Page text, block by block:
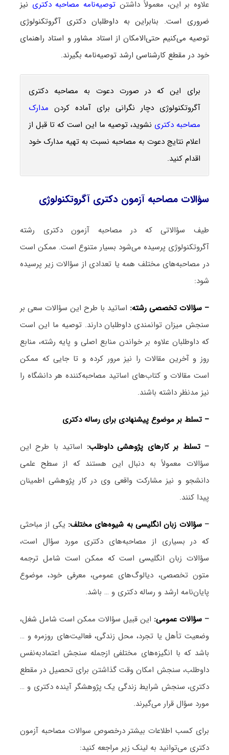
علاوه بر این، معمولاً داشتنتوصیه‌نامه مصاحبه دکتری نیز
ضروری است. بنابراین به داوطلبان دکتری آگروتکنولوژی
توصیه می‌کنیم حتی‌الامکان از استاد مشاور و استاد راهنمای
خود در مقطع کارشناسی ارشد توصیه‌نامه بگیرند.
برای این که در صورت دعوت به مصاحبه دکتری
آگروتکنولوژی دچار نگرانی برای آماده کردن مدارک
مصاحبه دکتری نشوید، توصیه ما این است که تا قبل از
اعلام نتایج دعوت به مصاحبه نسبت به تهیه مدارک خود
اقدام کنید.
سؤالات مصاحبه آزمون دکتری آگروتکنولوژی
طیف سؤالاتی که در مصاحبه آزمون دکتری رشته
آگروتکنولوژی پرسیده می‌شود بسیار متنوع است. ممکن است
در مصاحبه‌های مختلف همه یا تعدادی از سؤالات زیر پرسیده
شود:
– سؤالات تخصصی رشته: اساتید با طرح این سؤالات سعی بر
سنجش میزان توانمندی داوطلبان دارند. توصیه ما این است
که داوطلبان علاوه بر خواندن منابع اصلی و پایه رشته، منابع
روز و آخرین مقالات را نیز مرور کرده و تا جایی که ممکن
است مقالات و کتاب‌های اساتید مصاحبه‌کننده هر دانشگاه را
نیز مدنظر داشته باشند.
– تسلط بر موضوع پیشنهادی برای رساله دکتری
–تسلط بر کارهای پژوهشی داوطلب: اساتید با طرح این
سؤالات معمولاً به دنبال این هستند که از سطح علمی
دانشجو و نیز مشارکت واقعی وی در کار پژوهشی اطمینان
پیدا کنند.
– سؤالات زبان انگلیسی به شیوه‌های مختلف: یکی از مباحثی
که در بسیاری از مصاحبه‌های دکتری مورد سؤال است،
سؤالات زبان انگلیسی است که ممکن است شامل ترجمه
متون تخصصی، دیالوگ‌های عمومی، معرفی خود، موضوع
پایان‌نامه ارشد و رساله دکتری و … باشد.
– سؤالات عمومی: این قبیل سؤالات ممکن است شامل شغل،
وضعیت تأهل یا تجرد، محل زندگی، فعالیت‌های روزمره و …
باشد که با انگیزه‌های مختلفی ازجمله سنجش اعتمادبه‌نفس
داوطلب، سنجش امکان وقت گذاشتن برای تحصیل در مقطع
دکتری، سنجش شرایط زندگی یک پژوهشگر آینده دکتری و …
مورد سؤال قرار می‌گیرند.
برای کسب اطلاعات بیشتر درخصوص سوالات مصاحبه آزمون
دکتری می‌توانید به لینک زیر مراجعه کنید: